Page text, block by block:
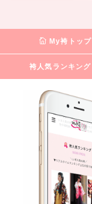
My袴トップ
袴人気ランキング